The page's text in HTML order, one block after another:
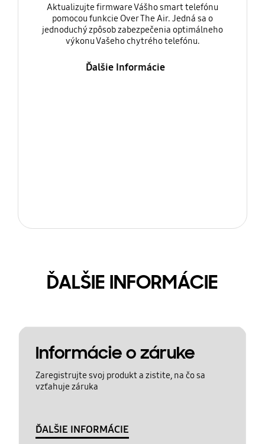
Aktualizujte firmware Vášho smart telefónu
pomocou funkcie Over The Air. Jedná sa o
jednoduchý zpôsob zabezpečenia optimálneho
výkonu Vašeho chytrého telefónu.
Ďalšie Informácie
ĎALŠIE INFORMÁCIE
Informácie o záruke
Zaregistrujte svoj produkt a zistite, na čo sa
vzťahuje záruka
ĎALŠIE INFORMÁCIE